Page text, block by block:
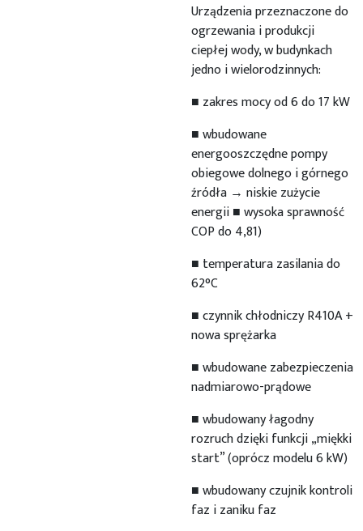
Urządzenia przeznaczone do
ogrzewania i produkcji
ciepłej wody, w budynkach
jedno i wielorodzinnych:
■ zakres mocy od 6 do 17 kW
■ wbudowane
energooszczędne pompy
obiegowe dolnego i górnego
źródła → niskie zużycie
energii ■ wysoka sprawność
COP do 4,81)
■ temperatura zasilania do
62°C
■ czynnik chłodniczy R410A +
nowa sprężarka
■ wbudowane zabezpieczenia
nadmiarowo-prądowe
■ wbudowany łagodny
rozruch dzięki funkcji „miękki
start” (oprócz modelu 6 kW)
■ wbudowany czujnik kontroli
faz i zaniku faz